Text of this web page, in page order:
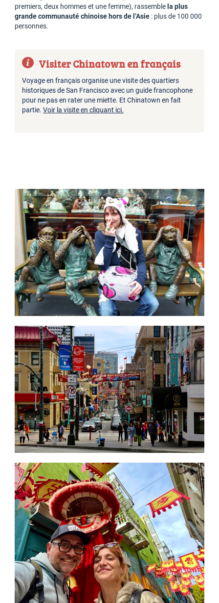
premiers, deux hommes et une femme), rassemble la plus
grande communauté chinoise hors de l’Asie : plus de 100 000
personnes.
Visiter Chinatown en français
Voyage en français organise une visite des quartiers
historiques de San Francisco avec un guide francophone
pour ne pas en rater une miette. Et Chinatown en fait
partie. Voir la visite en cliquant ici.